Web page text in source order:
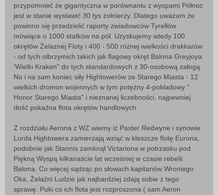
przypomnieć że gigantyczna w porównaniu z wyspami Północ
jest w stanie wystawić 30 tys żołnierzy. Dlatego uważam że
powinno się przedzielić raporty zwiadowców Tyrellów
mówiące o 1000 statków na pół. Uzyskujemy wtedy 100
okrętów Żelaznej Floty i 400 - 500 różnej wielkości drakkarów
- od tych olbrzymich takich jak flagowy okręt Balona Greyjoya
'Wielki Kraken" do tych standardowych z 30-osobową załogą.
No i na sam koniec siły Hightowerów ze Starego Miasta - 12
wielkich dromon wojennych w tym potężny 4-pokładowy "
Honor Starego Miasta" i nieznanej liczebności, najpewniej
dość pokaźna flota okrętów handlowych.
Z rozdziału Aerona z WZ wiemy iż Paxter Redwyne i synowie
Lorda Hightowera zamierzają wziąć w kleszcze flotę Eurona,
podobnie jak Stannis zamknął Victariona w potrzasku pod
Piękną Wyspą kilkanaście lat wcześniej w czasie rebelii
Balona. Co więcej sądząc po słowach kapitanów Wroniego
Oka, Żelaźni Ludzie jak najbardziej zdają sobie z tego
sprawę. Puki co ich flota jest rozproszona ( sam Aeron